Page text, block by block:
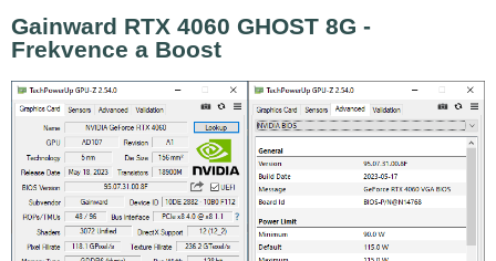
Gainward RTX 4060 GHOST 8G -
Frekvence a Boost